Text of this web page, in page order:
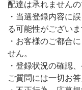
配達は承れません
・当選登録内容に
る可能性がございま
・お客様のご都合
せん。
・登録状況の確認
ご質問には一切お答